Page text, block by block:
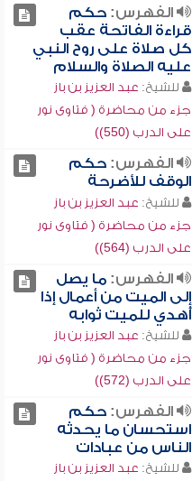
الفهرس:حكم
قراءة الفاتحة عقب
كل صلاة على روح النبي
عليه الصلاة والسلام
للشيخ: عبد العزيز بن باز
جزء من محاضرة ( فتاوى نور
على الدرب (550))
الفهرس:حكم
الوقف للأضرحة
للشيخ: عبد العزيز بن باز
جزء من محاضرة ( فتاوى نور
على الدرب (564))
الفهرس:ما يصل
إلى الميت من أعمال إذا
أُهدي للميت ثوابه
للشيخ: عبد العزيز بن باز
جزء من محاضرة ( فتاوى نور
على الدرب (572))
الفهرس:حكم
استحسان ما يحدثه
الناس من عبادات
للشيخ: عبد العزيز بن باز